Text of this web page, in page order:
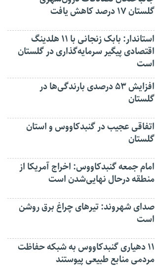
گلستان ۱۷ درصد کاهش یافت
استاندار: بابک زنجانی با ۱۱ هلدینگ
اقتصادی پیگیر سرمایه‌گذاری در گلستان
است
افزایش ۵۳ درصدی بارندگی‌ها در
گلستان
اتفاقی عجیب در‌ گنبدکاووس و استان
گلستان
امام جمعه گنبدکاووس: اخراج آمریکا از
منطقه درحال نهایی‌شدن است
صدای شهروند: تیرهای چراغ برق روشن
است
۱۱ دهیاری گنبدکاووس به شبکه حفاظت
مردمی منابع طبیعی پیوستند